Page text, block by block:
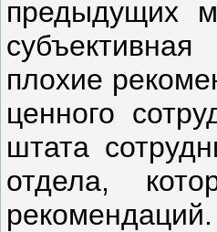
предыдущих
плохие
ценного
штата
отдела,
рекомендаций.